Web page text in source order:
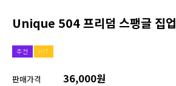
Unique 504 프리덤 스팽글 집업
추천 HIT
판매가격 36,000원